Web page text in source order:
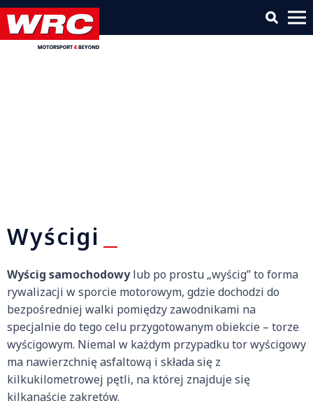
Wyścigi
Wyścig samochodowylub po prostu „wyścig” to forma
rywalizacji w sporcie motorowym, gdzie dochodzi do
bezpośredniej walki pomiędzy zawodnikami na
specjalnie do tego celu przygotowanym obiekcie – torze
wyścigowym. Niemal w każdym przypadku tor wyścigowy
ma nawierzchnię asfaltową i składa się z
kilkukilometrowej pętli, na której znajduje się
kilkanaście zakrętów.